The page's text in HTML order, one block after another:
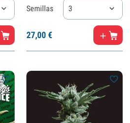
Semillas 3
27,00€